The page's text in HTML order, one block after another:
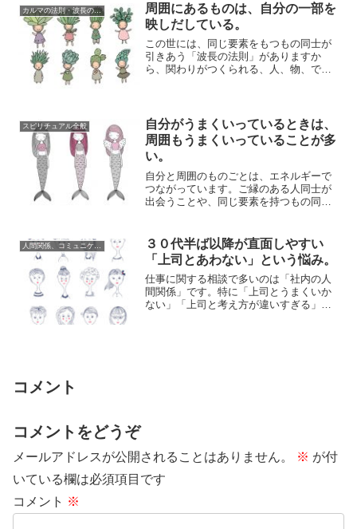
カルマの法則・波長の法則
周囲にあるものは、自分の一部を
映しだしている。
この世には、同じ要素をもつもの同士が
引きあう「波長の法則」がありますか
ら、関わりがつくられる、人、物、でき
スピリチュアル全般
自分がうまくいっているときは、
周囲もうまくいっていることが多
い。
自分と周囲のものごとは、エネルギーで
つながっています。ご縁のある人同士が
出会うことや、同じ要素を持つもの同士
３０代半ば以降が直面しやすい
「上司とあわない」という悩み。
仕事に関する相談で多いのは「社内の人
間関係」です。特に「上司とうまくいか
ない」「上司と考え方が違いすぎる」と
コメント
コメントをどうぞ
メールアドレスが公開されることはありません。 ※ が付
いている欄は必須項目です
コメント ※